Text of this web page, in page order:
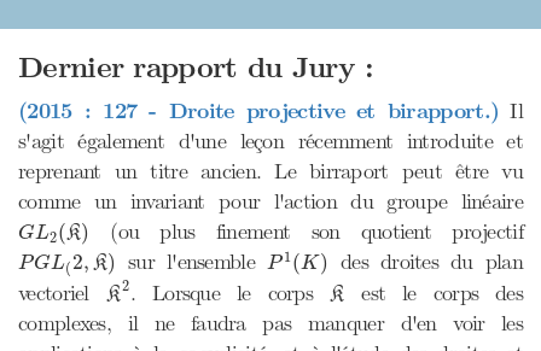
Dernier rapport du Jury :
(2015 : 127 - Droite projective et birapport.) Il
s'agit également d'une leçon récemment introduite et
reprenant un titre ancien. Le birraport peut être vu
comme un invariant pour l'action du groupe linéaire
GL2(K)
GL ( K) (ou plus finement son quotient projectif
PGL( 2, K)
PGL( 2, K) sur l'ensembleP 1 (K)
P1 ( K)
des droites du plan
vectoriel
K2
K2. Lorsque le corpsK
K
est le corps des
complexes, il ne faudra pas manquer d'en voir les